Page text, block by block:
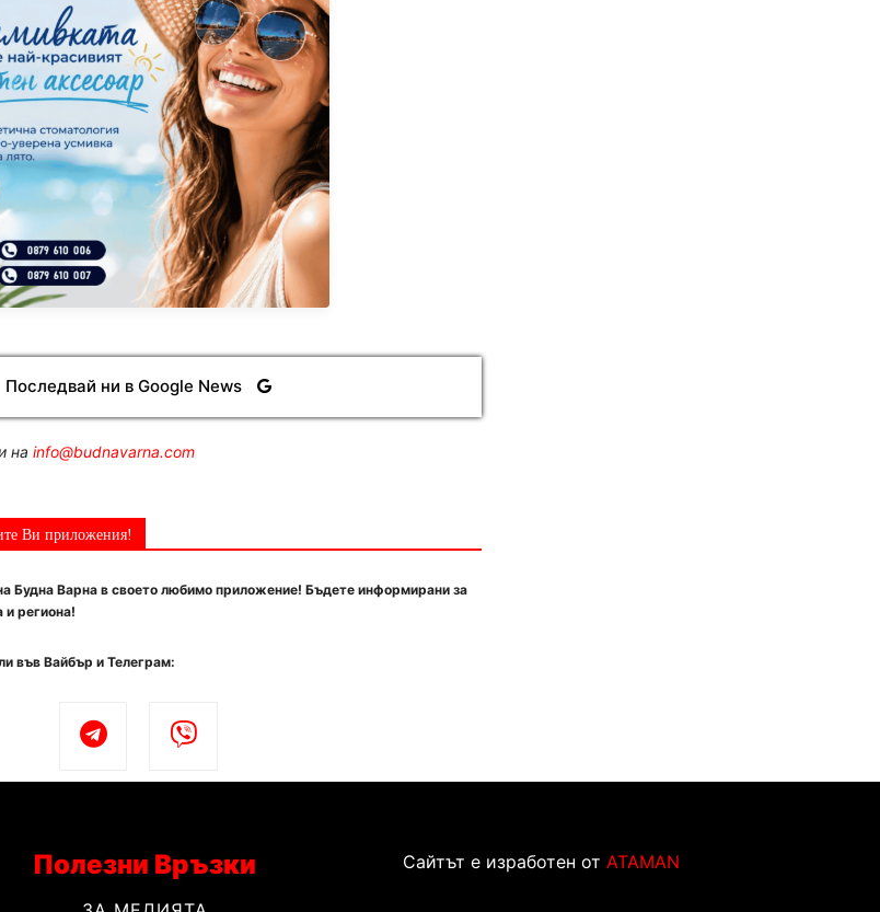
Последвай ни в Google News
на info@budnavarna.com
Ви приложения!
Будна Варна в своето любимо приложение! Бъдете информирани за
региона!
във Вайбър и Телеграм:
Полезни Връзки Сайтът е изработен от ATAMAN